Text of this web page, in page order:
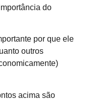
do
por que ele
outros
acima são